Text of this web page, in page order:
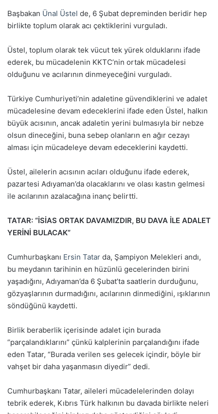
Başbakan Ünal Üstel de, 6 Şubat depreminden beridir hep
birlikte toplum olarak acı çektiklerini vurguladı.
Üstel, toplum olarak tek vücut tek yürek olduklarını ifade
ederek, bu mücadelenin KKTC’nin ortak mücadelesi
olduğunu ve acılarının dinmeyeceğini vurguladı.
Türkiye Cumhuriyeti’nin adaletine güvendiklerini ve adalet
mücadelesine devam edeceklerini ifade eden Üstel, halkın
büyük acısının, ancak adaletin yerini bulmasıyla bir nebze
olsun dineceğini, buna sebep olanların en ağır cezayı
alması için mücadeleye devam edeceklerini kaydetti.
Üstel, ailelerin acısının acıları olduğunu ifade ederek,
pazartesi Adıyaman’da olacaklarını ve olası kastın gelmesi
ile acılarının azalacağına inanç belirtti.
TATAR: “İSİAS ORTAK DAVAMIZDIR, BU DAVA İLE ADALET
YERİNİ BULACAK”
Cumhurbaşkanı Ersin Tatar da, Şampiyon Melekleri andı,
bu meydanın tarihinin en hüzünlü gecelerinden birini
yaşadığını, Adıyaman’da 6 Şubat’ta saatlerin durduğunu,
gözyaşlarının durmadığını, acılarının dinmediğini, ışıklarının
söndüğünü kaydetti.
Birlik beraberlik içerisinde adalet için burada
“parçalandıklarını” çünkü kalplerinin parçalandığını ifade
eden Tatar, “Burada verilen ses gelecek içindir, böyle bir
vahşet bir daha yaşanmasın diyedir” dedi.
Cumhurbaşkanı Tatar, aileleri mücadelelerinden dolayı
tebrik ederek, Kıbrıs Türk halkının bu davada birlikte neleri